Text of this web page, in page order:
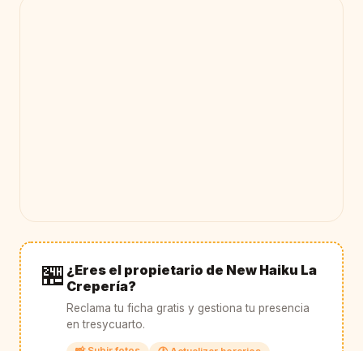
🏪 ¿Eres el propietario de New Haiku La
Crepería?
Reclama tu ficha gratis y gestiona tu presencia
en tresycuarto.